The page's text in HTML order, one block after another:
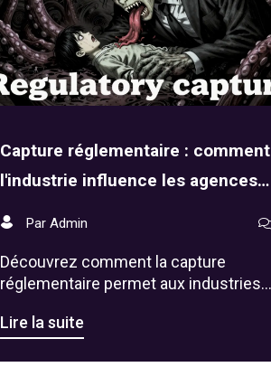
Capture réglementaire : comment
l'industrie influence les agences
gouvernementales
Par Admin
Découvrez comment la capture
réglementaire permet aux industries
gouvernementales au détriment du
Lire la suite